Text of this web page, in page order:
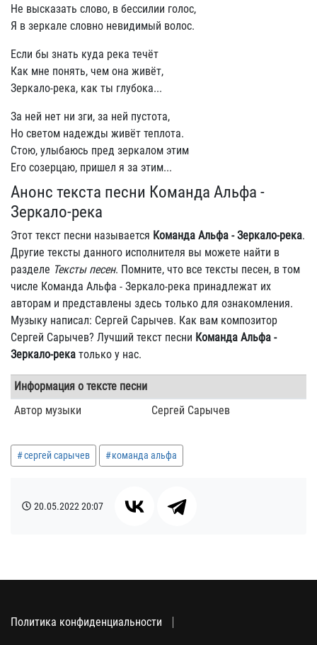
Не высказать слово, в бессилии голос,
Я в зеркале словно невидимый волос.
Если бы знать куда река течёт
Как мне понять, чем она живёт,
Зеркало-река, как ты глубока...
За ней нет ни зги, за ней пустота,
Но светом надежды живёт теплота.
Стою, улыбаюсь пред зеркалом этим
Его созерцаю, пришел я за этим...
Анонс текста песни Команда Альфа -
Зеркало-река
Этот текст песни называется Команда Альфа - Зеркало-река.
Другие тексты данного исполнителя вы можете найти в
разделе Тексты песен. Помните, что все тексты песен, в том
числе Команда Альфа - Зеркало-река принадлежат их
авторам и представлены здесь только для ознакомления.
Музыку написал: Сергей Сарычев. Как вам композитор
Сергей Сарычев? Лучший текст песни Команда Альфа -
Зеркало-река только у нас.
Информация о тексте песни
Автор музыки
Сергей Сарычев
сергей сарычев команда альфа
20.05.202220:07
Политика конфиденциальности